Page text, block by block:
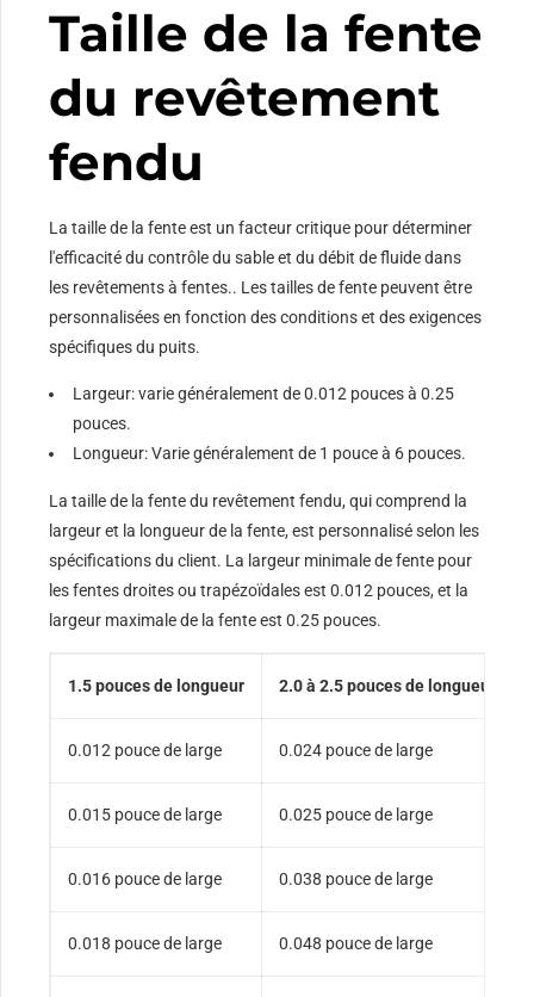
Taille de la fente
du revêtement
fendu
La taille de la fente est un facteur critique pour déterminer
l'efficacité du contrôle du sable et du débit de fluide dans
les revêtements à fentes.. Les tailles de fente peuvent être
personnalisées en fonction des conditions et des exigences
spécifiques du puits.
Largeur: varie généralement de 0.012 pouces à 0.25
pouces.
Longueur: Varie généralement de 1 pouce à 6 pouces.
La taille de la fente du revêtement fendu, qui comprend la
largeur et la longueur de la fente, est personnalisé selon les
spécifications du client. La largeur minimale de fente pour
les fentes droites ou trapézoïdales est 0.012 pouces, et la
largeur maximale de la fente est 0.25 pouces.
1.5 pouces de longueur 2.0 à 2.5 pouces de longueur
0.012 pouce de large 0.024 pouce de large
0.015 pouce de large 0.025 pouce de large
0.016 pouce de large 0.038 pouce de large
0.018 pouce de large 0.048 pouce de large